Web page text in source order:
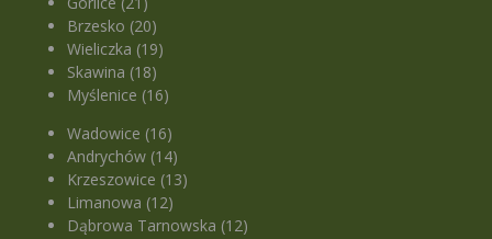
Brzesko (20)
Wieliczka (19)
Skawina (18)
Myślenice (16)
Wadowice (16)
Andrychów (14)
Krzeszowice (13)
Limanowa (12)
Dąbrowa Tarnowska (12)